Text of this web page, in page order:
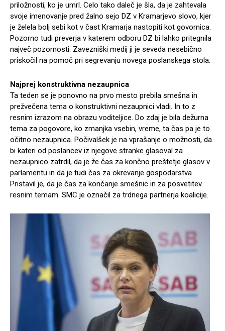
priložnosti, ko je umrl. Celo tako daleč je šla, da je zahtevala
svoje imenovanje pred žalno sejo DZ v Kramarjevo slovo, kjer
je želela bolj sebi kot v čast Kramarja nastopiti kot govornica.
Pozorno tudi preverja v katerem odboru DZ bi lahko pritegnila
največ pozornosti. Zavezniški medij ji je seveda nesebično
priskočil na pomoč pri segrevanju novega poslanskega stola.
Najprej konstruktivna nezaupnica
Ta teden se je ponovno na prvo mesto prebila smešna in
prežvečena tema o konstruktivni nezaupnici vladi. In to z
resnim izrazom na obrazu voditeljice. Do zdaj je bila dežurna
tema za pogovore, ko zmanjka vsebin, vreme, ta čas pa je to
očitno nezaupnica. Počivalšek je na vprašanje o možnosti, da
bi kateri od poslancev iz njegove stranke glasoval za
nezaupnico zatrdil, da je že čas za končno preštetje glasov v
parlamentu in da je tudi čas za okrevanje gospodarstva.
Pristavil je, da je čas za končanje smešnic in za posvetitev
resnim temam. SMC je označil za trdnega partnerja koalicije.